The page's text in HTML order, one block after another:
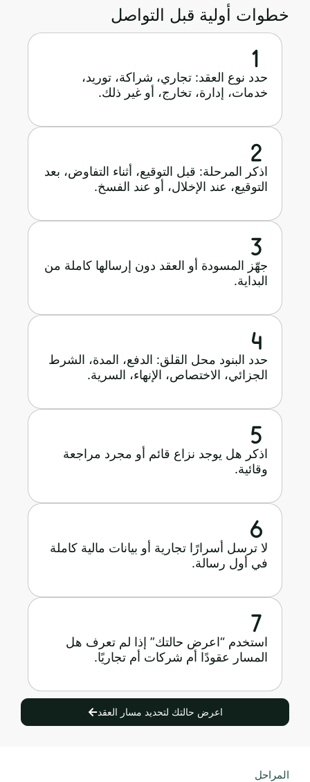
خطوات أولية قبل التواصل
حدد نوع العقد: تجاري، شراكة، توريد،
خدمات، إدارة، تخارج، أو غير ذلك.
اذكر المرحلة: قبل التوقيع، أثناء التفاوض، بعد
التوقيع، عند الإخلال، أو عند الفسخ.
جهّز المسودة أو العقد دون إرسالها كاملة من
البداية.
حدد البنود محل القلق: الدفع، المدة، الشرط
الجزائي، الاختصاص، الإنهاء، السرية.
اذكر هل يوجد نزاع قائم أو مجرد مراجعة
وقائية.
لا ترسل أسرارًا تجارية أو بيانات مالية كاملة
في أول رسالة.
استخدم “اعرض حالتك” إذا لم تعرف هل
المسار عقودًا أم شركات أم تجاريًا.
اعرض حالتك لتحديد مسار العقد
المراحل